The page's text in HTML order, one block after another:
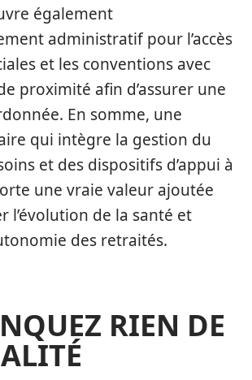
également
administratif pour l’accès
et les conventions avec
proximité afin d’assurer une
En somme, une
qui intègre la gestion du
et des dispositifs d’appui à
une vraie valeur ajoutée
l’évolution de la santé et
des retraités.
RIEN DE